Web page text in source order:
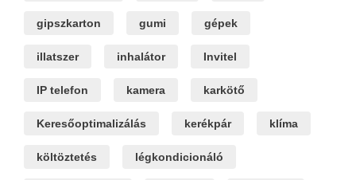
gipszkarton gumi gépek
illatszer inhalátor Invitel
IP telefon kamera karkötő
Keresőoptimalizálás kerékpár klíma
költöztetés légkondicionáló